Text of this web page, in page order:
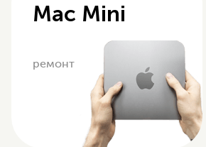
Mac Mini
ремонт